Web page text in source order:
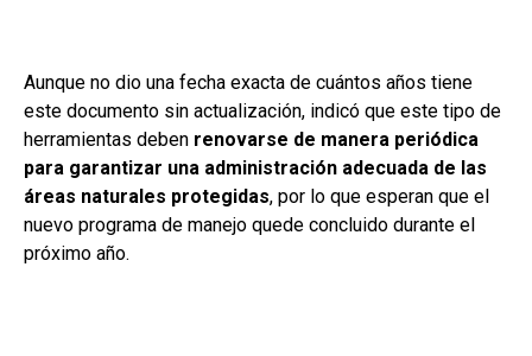
Aunque no dio una fecha exacta de cuántos años tiene
este documento sin actualización, indicó que este tipo de
herramientas deben renovarse de manera periódica
para garantizar una administración adecuada de las
áreas naturales protegidas, por lo que esperan que el
nuevo programa de manejo quede concluido durante el
próximo año.